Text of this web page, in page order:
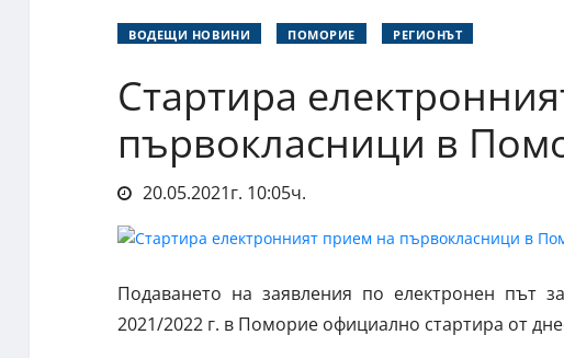
ВОДЕЩИ НОВИНИ ПОМОРИЕ РЕГИОНЪТ
Стартира
първокласници в
20.05.2021г. 10:05ч.
Подаването на заявления по електронен път
2021/2022 г. в Поморие официално стартира от